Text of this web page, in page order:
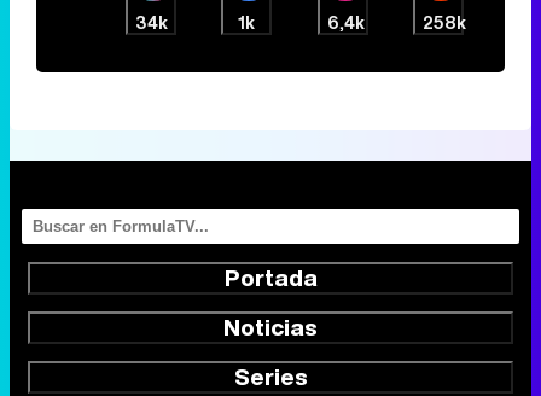
34k 1k 6,4k 258k
Portada
Noticias
Series